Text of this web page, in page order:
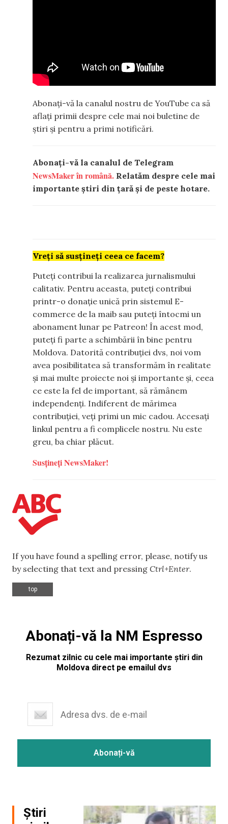
Abonați-vă la canalul nostru de YouTube ca să
aflați primii despre cele mai noi buletine de
știri și pentru a primi notificări.
Abonați-vă la canalul de Telegram
NewsMaker în română. Relatăm despre cele mai
importante știri din țară și de peste hotare.
Vreți să susțineți ceea ce facem?
Puteți contribui la realizarea jurnalismului
calitativ. Pentru aceasta, puteți contribui
printr-o donație unică prin sistemul E-
commerce de la maib sau puteți întocmi un
abonament lunar pe Patreon! În acest mod,
puteți fi parte a schimbării în bine pentru
Moldova. Datorită contribuției dvs, noi vom
avea posibilitatea să transformăm în realitate
și mai multe proiecte noi și importante și, ceea
ce este la fel de important, să rămânem
independenți. Indiferent de mărimea
contribuției, veți primi un mic cadou. Accesați
linkul pentru a fi complicele nostru. Nu este
greu, ba chiar plăcut.
Susțineți NewsMaker!
If you have found a spelling error, please, notify us
by selecting that text and pressing Ctrl+Enter.
top
Abonați-vă la NM Espresso
Rezumat zilnic cu cele mai importante știri din
Moldova direct pe emailul dvs
Știri